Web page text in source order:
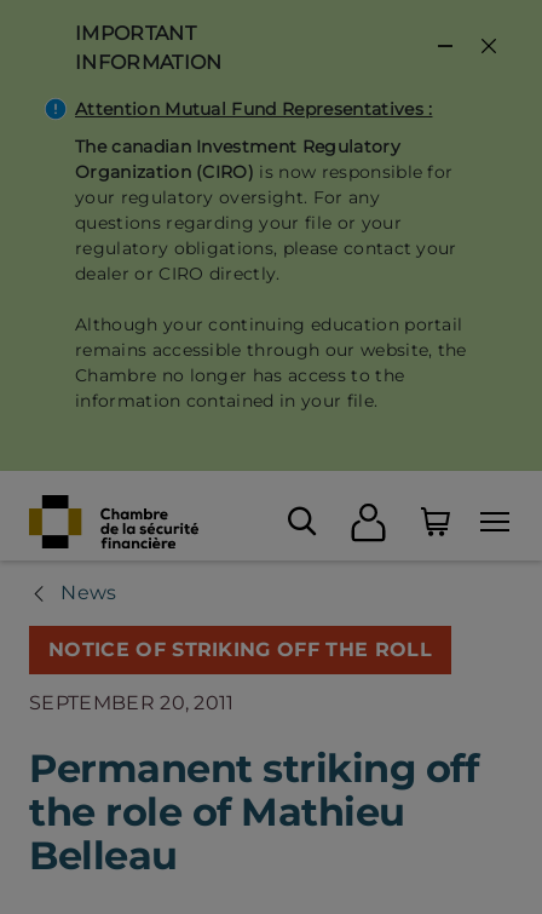
content
IMPORTANT
INFORMATION
Attention Mutual Fund Representatives :
The canadian Investment Regulatory
Organization (CIRO) is now responsible for
your regulatory oversight. For any
questions regarding your file or your
regulatory obligations, please contact your
dealer or CIRO directly.
Although your continuing education portail
remains accessible through our website, the
Chambre no longer has access to the
information contained in your file.
News
NOTICE OF STRIKING OFF THE ROLL
SEPTEMBER 20, 2011
Permanent striking off
the role of Mathieu
Belleau